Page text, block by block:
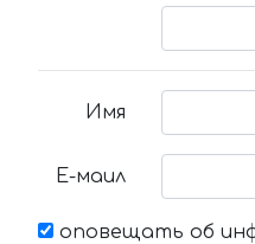
Имя
Е-маил
оповещать об